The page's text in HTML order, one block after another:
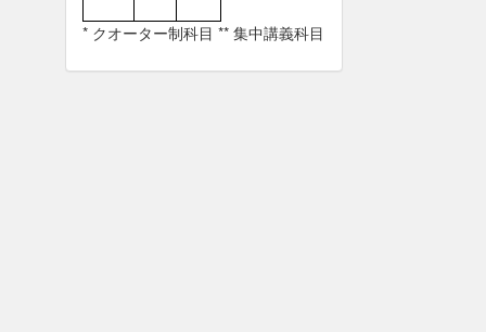
* クオーター制科目 ** 集中講義科目